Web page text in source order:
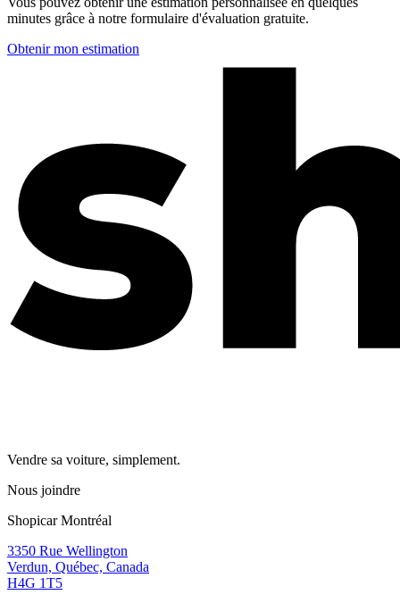
minutes grâce à notre formulaire d'évaluation gratuite.
Obtenir mon estimation
Vendre sa voiture, simplement.
Nous joindre
Shopicar Montréal
3350 Rue Wellington
Verdun, Québec, Canada
H4G 1T5